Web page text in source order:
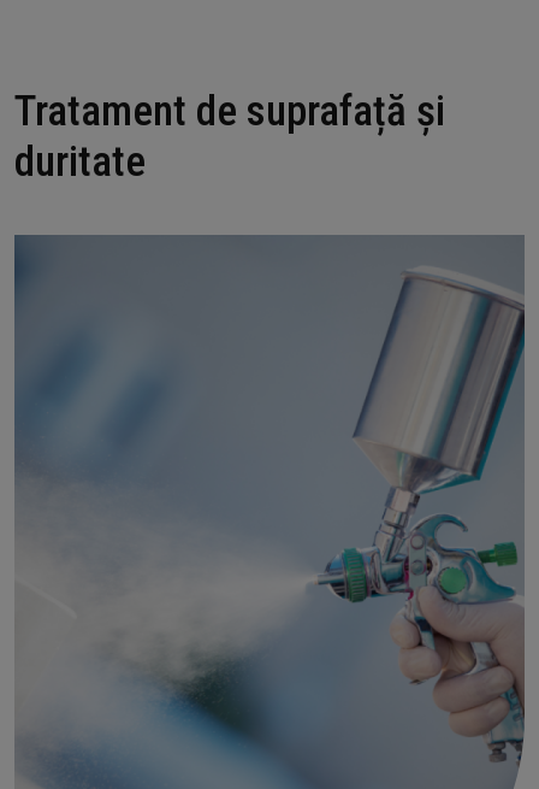
Tratament de suprafață și
duritate